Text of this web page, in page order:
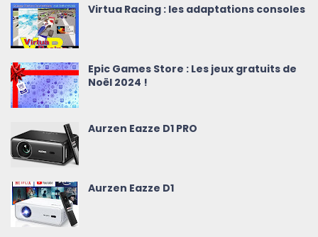
Virtua Racing : les adaptations consoles
Epic Games Store : Les jeux gratuits de
Noël 2024 !
Aurzen Eazze D1 PRO
Aurzen Eazze D1